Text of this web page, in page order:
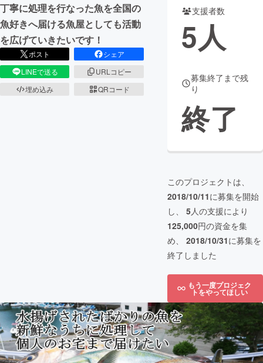
丁寧に処理を行なった魚を全国の
魚好きへ届ける魚屋としても活動
を広げていきたいです！
ポスト
シェア
LINEで送る
URLコピー
埋め込み
QRコード
支援者数
5人
募集終了まで残
り
終了
このプロジェクトは、
2018/10/11に募集を開始
し、 5人の支援により
125,000円の資金を集
め、 2018/10/31に募集を
終了しました
もう一度プロジェク
トをやってほしい